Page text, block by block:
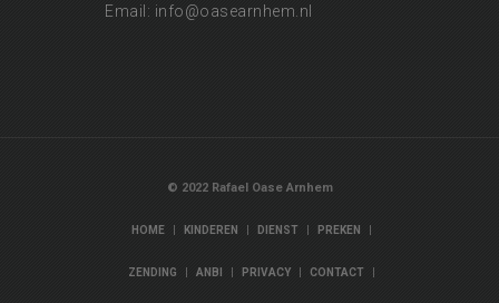
Email: info@oasearnhem.nl
© 2022 Rafael Oase Arnhem
HOME | KINDEREN | DIENST | PREKEN |
ZENDING | ANBI | PRIVACY | CONTACT |